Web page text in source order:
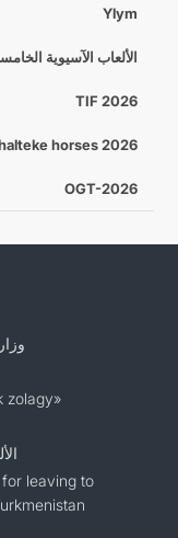
Ylym
الألعاب الآسيوية
TIF 2026
horses 2026
OGT-2026
«AWAZA» Milli syýahatçylyk zolagy
leaving to